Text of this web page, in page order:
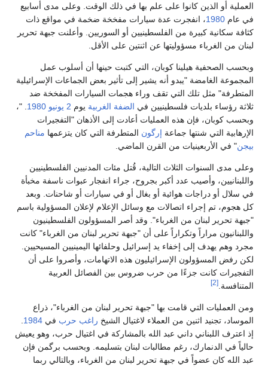
العملية أو الذين كانوا على علم بها في ذلك الوقت. وعلى مدى أسابيع
في عام 1980، انفجرت عدة سيارات مفخخة ضخمة في مواقع ذات
كثافة سكانية كبيرة من الفلسطينيين أو السوريين. وأعلنت جبهة تحرير
لبنان من الغرباء مسؤوليتها عن اثنتين على الأقل.
وبحسب الصحفية هيلينا كوبان، التي كتبت حينها أن أسلوب عمل
المجموعة الغامضة "يبدو أنه يشير إلى تأثير بعض الجماعات الإسرائيلية
المتطرفة" مثل تلك التي تقف وراء هجمات السيارات المفخخة ضد
ثلاثة رؤساء بلديات فلسطينيين في الضفة الغربية يوم 2 يونيو 1980 . "،
وبحسب كوبان، فإن هذه العمليات أعادت إلى الأذهان "التفجيرات
الإرهابية التي شنتها جماعة إرگون المتطرفة التي كان يتزعمها مناحم
بيجن" في الأربعينيات من القرن الماضي.
وعلى مدى السنوات الثلاث التالية، قُتل مئات المدنيين الفلسطينيين
واللبنانيين، وأصيب عدد أكبر بجروح، جراء انفجار عبوات ناسفة مخبأة
في سلال أو دراجات هوائية أو بغال أو في سيارات أو شاحنات. وبعد
كل هجوم، تم إجراء اتصالات مع وسائل الإعلام لإعلان المسؤولية باسم
"جبهة تحرير لبنان من الغرباء". وقد أصر المسؤولون الفلسطينيون
واللبنانيون مراراً وتكراراً على أن "جبهة تحرير لبنان من الغرباء" كانت
مجرد وهم يهدف إلى إخفاء يد إسرائيل وحلفائها اليمينيين المسيحيين.
لكن رفض المسؤولون الإسرائيليون هذه الاتهامات، وأصروا على أن
التفجيرات كانت جزءًا من حرب ضروس بين الفصائل العربية
المتنافسة. [2]
ومن العمليات التي قامت بها "جبهة تحرير لبنان من الغرباء"، ذراع
الموساد، تجنيد اثنين من العملاء لاغتيال الشيخ راغب حرب في 1984
إذ اعترف اللبناني داني عبد الله بالمشاركة في اغتيال حرب، وهو يعيش
حالياً في الدنمارك، رغم مطالبات لبنان بتسليمه. وبحسب برگمن فإن
عبد الله كان عضواً في جبهة تحرير لبنان من الغرباء، وبالتالي ربما